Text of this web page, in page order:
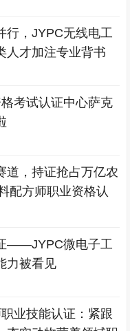
行，JYPC无线电工
人才加注专业背书
考试认证中心萨克
道，持证抢占万亿农
配方师职业资格认
——JYPC微电子工
力被看见
业技能认证：紧跟